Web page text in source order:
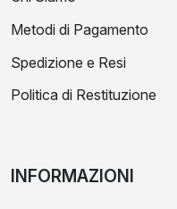
Metodi di Pagamento
Spedizione e Resi
Politica di Restituzione
INFORMAZIONI